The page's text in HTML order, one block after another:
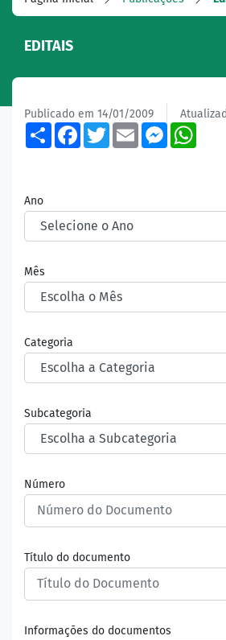
EDITAIS
Publicado em 14/01/2009
ShareFacebook
TwitterEmail
Ano
Mês
Categoria
Subcategoria
Número
Título do documento
Informações do documentos